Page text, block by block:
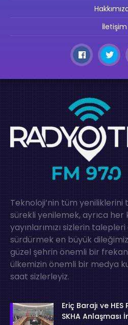
İletişim
Teknoloji’nin tüm
sürekli yenilemek, ayrıca
yayınlarımızı sizlerin
sürdürmek en büyük
güzel şehrin önemli bir
ülkemizin önemli bir medya
saat sizlerleyiz.
Eriç Barajı ve
SKHA Anlaşması